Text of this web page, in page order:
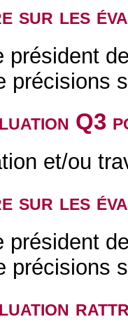
sur les
président
précisions
Q3
et/ou
sur les
président
précisions